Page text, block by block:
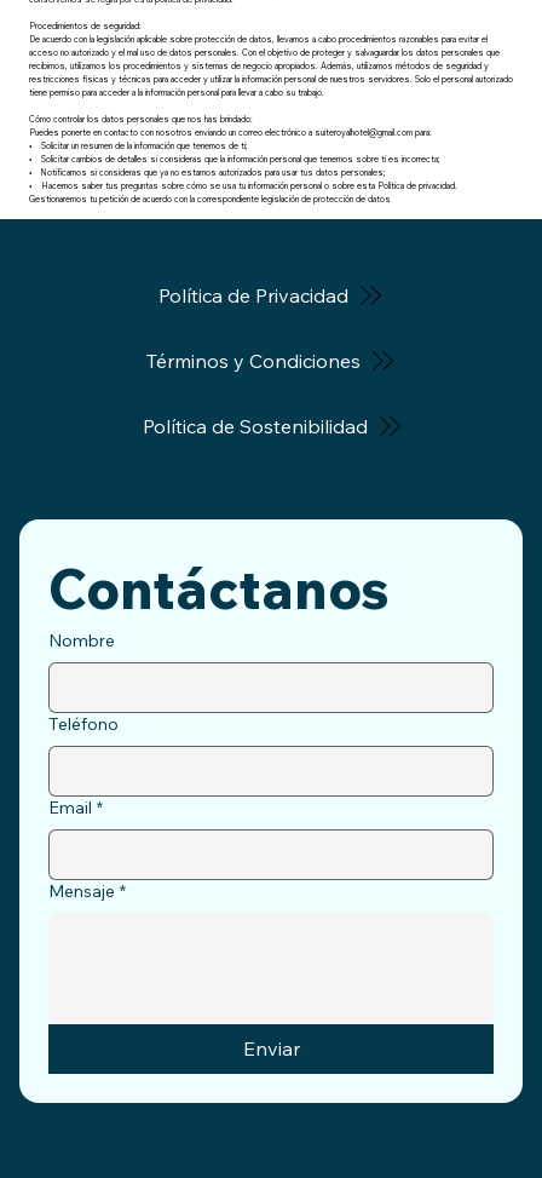
Procedimientos de seguridad:
De acuerdo con la legislación aplicable sobre protección de datos, llevamos a cabo procedimientos razonables para evitar el
acceso no autorizado y el mal uso de datos personales. Con el objetivo de proteger y salvaguardar los datos personales que
recibimos, utilizamos los procedimientos y sistemas de negocio apropiados. Además, utilizamos métodos de seguridad y
restricciones físicas y técnicas para acceder y utilizar la información personal de nuestros servidores. Solo el personal autorizado
tiene permiso para acceder a la información personal para llevar a cabo su trabajo.
Cómo controlar los datos personales que nos has brindado:
Puedes ponerte en contacto con nosotros enviando un correo electrónico a suiteroyalhotel@gmail.com para:
• Solicitar un resumen de la información que tenemos de ti;
• Solicitar cambios de detalles si consideras que la información personal que tenemos sobre ti es incorrecta;
• Notificarnos si consideras que ya no estamos autorizados para usar tus datos personales;
• Hacernos saber tus preguntas sobre cómo se usa tu información personal o sobre esta Política de privacidad.
Gestionaremos tu petición de acuerdo con la correspondiente legislación de protección de datos
Política de Privacidad
Términos y Condiciones
Política de Sostenibilidad
Contáctanos
Nombre
Teléfono
Email *
Mensaje *
Enviar